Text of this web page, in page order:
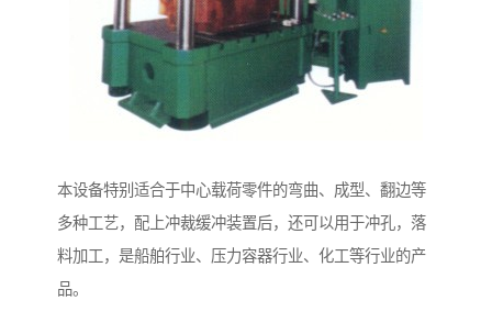
本设备特别适合于中心载荷零件的弯曲、成型、翻边等
多种工艺，配上冲裁缓冲装置后，还可以用于冲孔，落
料加工，是船舶行业、压力容器行业、化工等行业的产
品。